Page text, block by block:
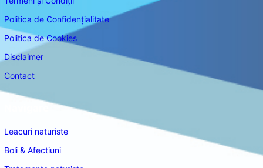
Politica de Confidențialitate
Politica de Cookies
Disclaimer
Contact
Leacuri naturiste
Boli & Afectiuni